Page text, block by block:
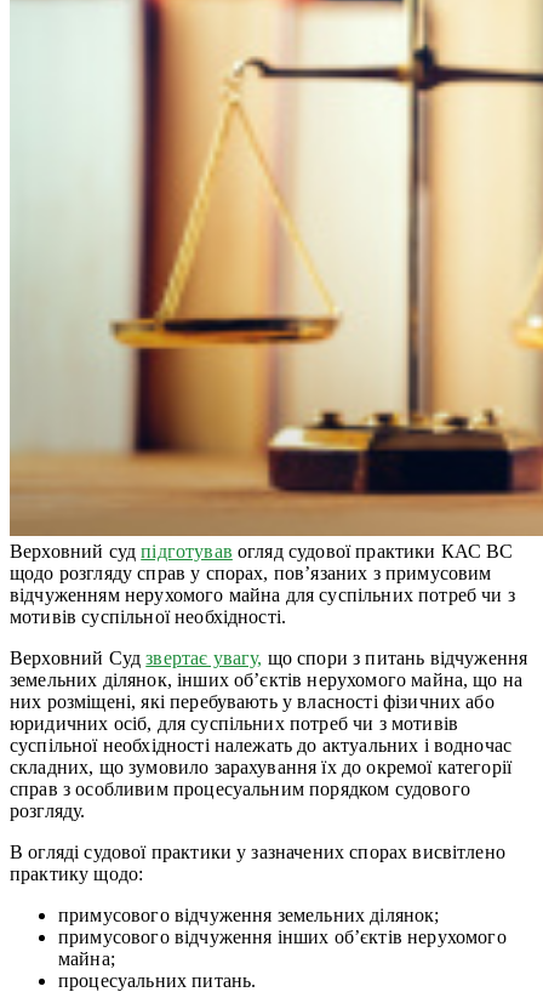
Верховний судпідготував огляд судової практики КАС ВС
щодо розгляду справ у спорах, пов’язаних з примусовим
відчуженням нерухомого майна для суспільних потреб чи з
мотивів суспільної необхідності.
Верховний Судзвертає увагу, що спори з питань відчуження
земельних ділянок, інших об’єктів нерухомого майна, що на
них розміщені, які перебувають у власності фізичних або
юридичних осіб, для суспільних потреб чи з мотивів
суспільної необхідності належать до актуальних і водночас
складних, що зумовило зарахування їх до окремої категорії
справ з особливим процесуальним порядком судового
розгляду.
В огляді судової практики у зазначених спорах висвітлено
практику щодо:
примусового відчуження земельних ділянок;
примусового відчуження інших об’єктів нерухомого
майна;
процесуальних питань.